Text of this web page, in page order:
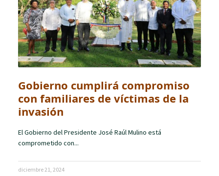
Gobierno cumplirá compromiso
con familiares de víctimas de la
invasión
El Gobierno del Presidente José Raúl Mulino está
comprometido con...
diciembre 21, 2024